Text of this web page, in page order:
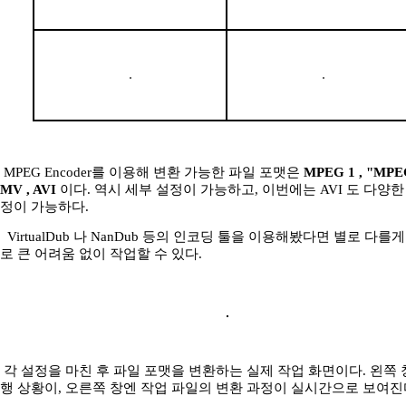
MPEG Encoder를 이용해 변환 가능한 파일 포맷은 MPEG 1 ,
MV , AVI 이다. 역시 세부 설정이 가능하고, 이번에는 AVI 도 다양
정이 가능하다.
VirtualDub 나 NanDub 등의 인코딩 툴을 이용해봤다면 별로 다를
로 큰 어려움 없이 작업할 수 있다.
각 설정을 마친 후 파일 포맷을 변환하는 실제 작업 화면이다. 왼쪽
행 상황이, 오른쪽 창엔 작업 파일의 변환 과정이 실시간으로 보여진